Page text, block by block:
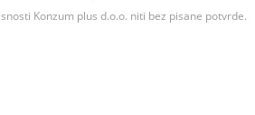
Konzum plus d.o.o. niti bez pisane potvrde.